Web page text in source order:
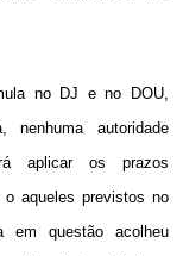
no DJ e no DOU,
autoridade
aplicar os prazos
o aqueles previstos no
em questão acolheu